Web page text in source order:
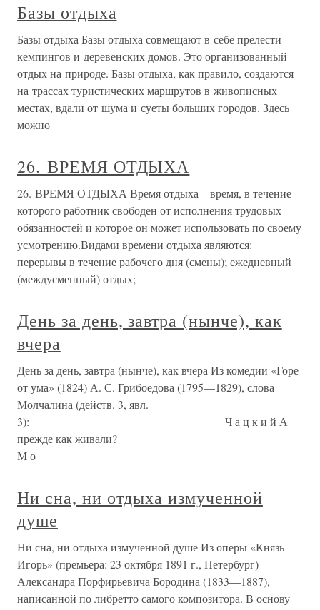
Базы отдыха
Базы отдыха Базы отдыха совмещают в себе прелести
кемпингов и деревенских домов. Это организованный
отдых на природе. Базы отдыха, как правило, создаются
на трассах туристических маршрутов в живописных
местах, вдали от шума и суеты больших городов. Здесь
можно
26. ВРЕМЯ ОТДЫХА
26. ВРЕМЯ ОТДЫХА Время отдыха – время, в течение
которого работник свободен от исполнения трудовых
обязанностей и которое он может использовать по своему
усмотрению.Видами времени отдыха являются:
перерывы в течение рабочего дня (смены); ежедневный
(междусменный) отдых;
День за день, завтра (нынче), как
вчера
День за день, завтра (нынче), как вчера Из комедии «Горе
от ума» (1824) А. С. Грибоедова (1795—1829), слова
Молчалина (действ. 3, явл.
3): Ч а ц к и й А
прежде как живали?
М о
Ни сна, ни отдыха измученной
душе
Ни сна, ни отдыха измученной душе Из оперы «Князь
Игорь» (премьера: 23 октября 1891 г., Петербург)
Александра Порфирьевича Бородина (1833—1887),
написанной по либретто самого композитора. В основу